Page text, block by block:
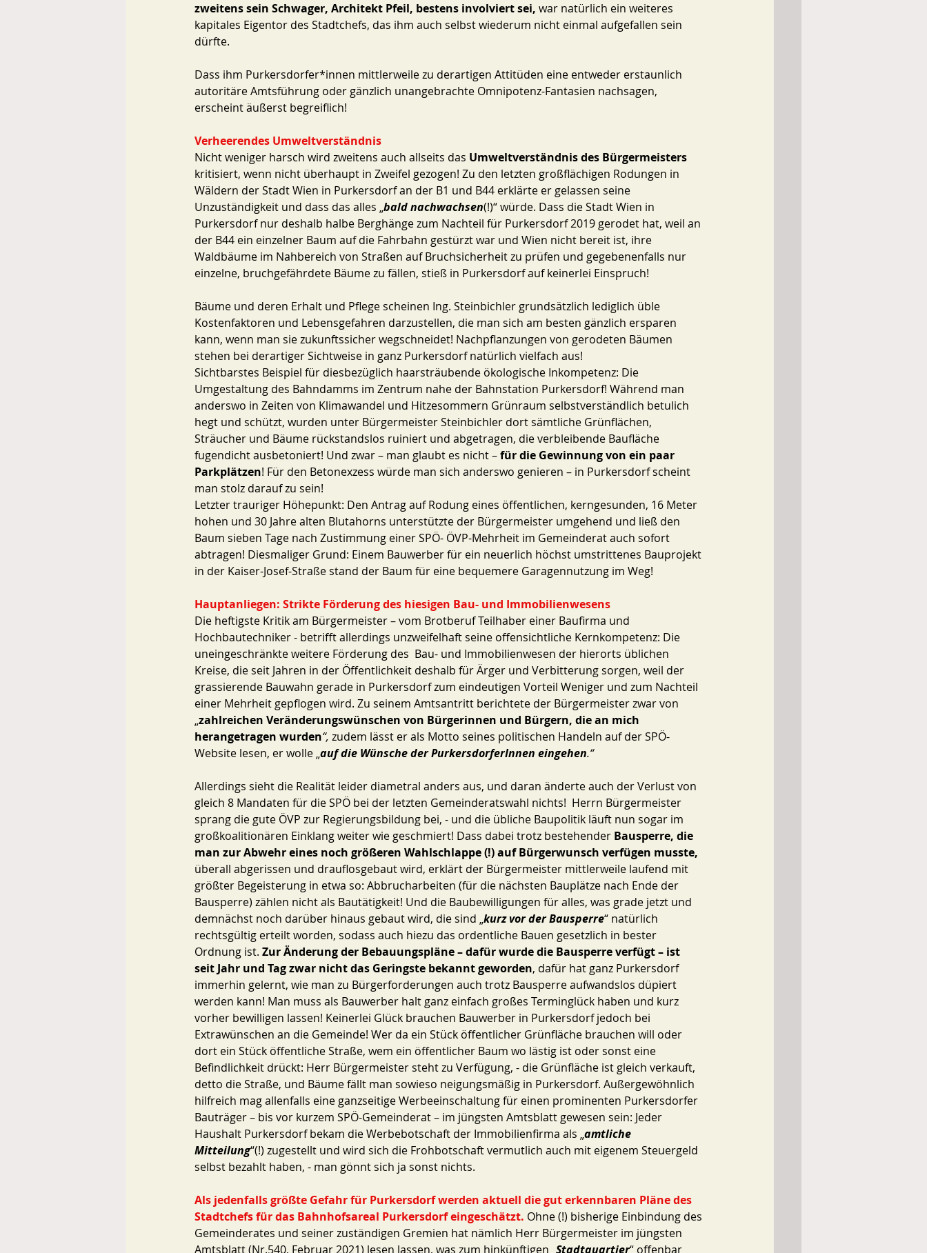
zweitens sein Schwager, Architekt Pfeil, bestens involviert sei, war natürlich ein weiteres
kapitales Eigentor des Stadtchefs, das ihm auch selbst wiederum nicht einmal aufgefallen sein
dürfte.
Dass ihm Purkersdorfer*innen mittlerweile zu derartigen Attitüden eine entweder erstaunlich
autoritäre Amtsführung oder gänzlich unangebrachte Omnipotenz-Fantasien nachsagen,
erscheint äußerst begreiflich!
Verheerendes Umweltverständnis
Nicht weniger harsch wird zweitens auch allseits das Umweltverständnis des Bürgermeisters
kritisiert, wenn nicht überhaupt in Zweifel gezogen! Zu den letzten großflächigen Rodungen in
Wäldern der Stadt Wien in Purkersdorf an der B1 und B44 erklärte er gelassen seine
Unzuständigkeit und dass das alles „bald nachwachsen(!)“ würde. Dass die Stadt Wien in
Purkersdorf nur deshalb halbe Berghänge zum Nachteil für Purkersdorf 2019 gerodet hat, weil an
der B44 ein einzelner Baum auf die Fahrbahn gestürzt war und Wien nicht bereit ist, ihre
Waldbäume im Nahbereich von Straßen auf Bruchsicherheit zu prüfen und gegebenenfalls nur
einzelne, bruchgefährdete Bäume zu fällen, stieß in Purkersdorf auf keinerlei Einspruch!
Bäume und deren Erhalt und Pflege scheinen Ing. Steinbichler grundsätzlich lediglich üble
Kostenfaktoren und Lebensgefahren darzustellen, die man sich am besten gänzlich ersparen
kann, wenn man sie zukunftssicher wegschneidet! Nachpflanzungen von gerodeten Bäumen
stehen bei derartiger Sichtweise in ganz Purkersdorf natürlich vielfach aus!
Sichtbarstes Beispiel für diesbezüglich haarsträubende ökologische Inkompetenz: Die
Umgestaltung des Bahndamms im Zentrum nahe der Bahnstation Purkersdorf! Während man
anderswo in Zeiten von Klimawandel und Hitzesommern Grünraum selbstverständlich betulich
hegt und schützt, wurden unter Bürgermeister Steinbichler dort sämtliche Grünflächen,
Sträucher und Bäume rückstandslos ruiniert und abgetragen, die verbleibende Baufläche
fugendicht ausbetoniert! Und zwar – man glaubt es nicht – für die Gewinnung von ein paar
Parkplätzen! Für den Betonexzess würde man sich anderswo genieren – in Purkersdorf scheint
man stolz darauf zu sein!
Letzter trauriger Höhepunkt: Den Antrag auf Rodung eines öffentlichen, kerngesunden, 16 Meter
hohen und 30 Jahre alten Blutahorns unterstützte der Bürgermeister umgehend und ließ den
Baum sieben Tage nach Zustimmung einer SPÖ- ÖVP-Mehrheit im Gemeinderat auch sofort
abtragen! Diesmaliger Grund: Einem Bauwerber für ein neuerlich höchst umstrittenes Bauprojekt
in der Kaiser-Josef-Straße stand der Baum für eine bequemere Garagennutzung im Weg!
Hauptanliegen: Strikte Förderung des hiesigen Bau- und Immobilienwesens
Die heftigste Kritik am Bürgermeister – vom Brotberuf Teilhaber einer Baufirma und
Hochbautechniker - betrifft allerdings unzweifelhaft seine offensichtliche Kernkompetenz: Die
uneingeschränkte weitere Förderung des  Bau- und Immobilienwesen der hierorts üblichen
Kreise, die seit Jahren in der Öffentlichkeit deshalb für Ärger und Verbitterung sorgen, weil der
grassierende Bauwahn gerade in Purkersdorf zum eindeutigen Vorteil Weniger und zum Nachteil
einer Mehrheit gepflogen wird. Zu seinem Amtsantritt berichtete der Bürgermeister zwar von
„zahlreichen Veränderungswünschen von Bürgerinnen und Bürgern, die an mich
herangetragen wurden“, zudem lässt er als Motto seines politischen Handeln auf der SPÖ-
Website lesen, er wolle „auf die Wünsche der PurkersdorferInnen eingehen.“
Allerdings sieht die Realität leider diametral anders aus, und daran änderte auch der Verlust von
gleich 8 Mandaten für die SPÖ bei der letzten Gemeinderatswahl nichts!  Herrn Bürgermeister
sprang die gute ÖVP zur Regierungsbildung bei, - und die übliche Baupolitik läuft nun sogar im
großkoalitionären Einklang weiter wie geschmiert! Dass dabei trotz bestehender Bausperre, die
man zur Abwehr eines noch größeren Wahlschlappe (!) auf Bürgerwunsch verfügen musste,
überall abgerissen und drauflosgebaut wird, erklärt der Bürgermeister mittlerweile laufend mit
größter Begeisterung in etwa so: Abbrucharbeiten (für die nächsten Bauplätze nach Ende der
Bausperre) zählen nicht als Bautätigkeit! Und die Baubewilligungen für alles, was grade jetzt und
demnächst noch darüber hinaus gebaut wird, die sind „kurz vor der Bausperre“ natürlich
rechtsgültig erteilt worden, sodass auch hiezu das ordentliche Bauen gesetzlich in bester
Ordnung ist. Zur Änderung der Bebauungspläne – dafür wurde die Bausperre verfügt – ist
seit Jahr und Tag zwar nicht das Geringste bekannt geworden, dafür hat ganz Purkersdorf
immerhin gelernt, wie man zu Bürgerforderungen auch trotz Bausperre aufwandslos düpiert
werden kann! Man muss als Bauwerber halt ganz einfach großes Terminglück haben und kurz
vorher bewilligen lassen! Keinerlei Glück brauchen Bauwerber in Purkersdorf jedoch bei
Extrawünschen an die Gemeinde! Wer da ein Stück öffentlicher Grünfläche brauchen will oder
dort ein Stück öffentliche Straße, wem ein öffentlicher Baum wo lästig ist oder sonst eine
Befindlichkeit drückt: Herr Bürgermeister steht zu Verfügung, - die Grünfläche ist gleich verkauft,
detto die Straße, und Bäume fällt man sowieso neigungsmäßig in Purkersdorf. Außergewöhnlich
hilfreich mag allenfalls eine ganzseitige Werbeeinschaltung für einen prominenten Purkersdorfer
Bauträger – bis vor kurzem SPÖ-Gemeinderat – im jüngsten Amtsblatt gewesen sein: Jeder
Haushalt Purkersdorf bekam die Werbebotschaft der Immobilienfirma als „amtliche
Mitteilung“(!) zugestellt und wird sich die Frohbotschaft vermutlich auch mit eigenem Steuergeld
selbst bezahlt haben, - man gönnt sich ja sonst nichts.
Als jedenfalls größte Gefahr für Purkersdorf werden aktuell die gut erkennbaren Pläne des
Stadtchefs für das Bahnhofsareal Purkersdorf eingeschätzt. Ohne (!) bisherige Einbindung des
Gemeinderates und seiner zuständigen Gremien hat nämlich Herr Bürgermeister im jüngsten
Amtsblatt (Nr.540, Februar 2021) lesen lassen, was zum hinkünftigen „ Stadtquartier“ offenbar